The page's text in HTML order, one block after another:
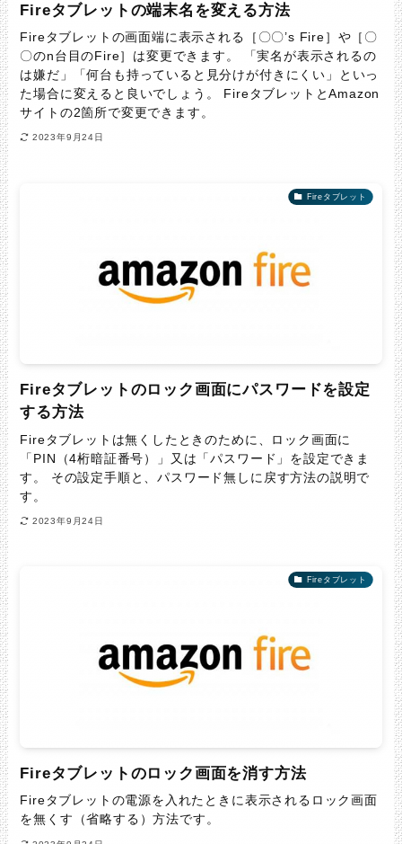
Fireタブレットの端末名を変える方法
Fireタブレットの画面端に表示される［〇〇’s Fire］や［〇
〇のn台目のFire］は変更できます。 「実名が表示されるの
は嫌だ」「何台も持っていると見分けが付きにくい」といっ
た場合に変えると良いでしょう。 FireタブレットとAmazon
サイトの2箇所で変更できます。
2023年9月24日
Fireタブレット
Fireタブレットのロック画面にパスワードを設定
する方法
Fireタブレットは無くしたときのために、ロック画面に
「PIN（4桁暗証番号）」又は「パスワード」を設定できま
す。 その設定手順と、パスワード無しに戻す方法の説明で
す。
2023年9月24日
Fireタブレット
Fireタブレットのロック画面を消す方法
Fireタブレットの電源を入れたときに表示されるロック画面
を無くす（省略する）方法です。